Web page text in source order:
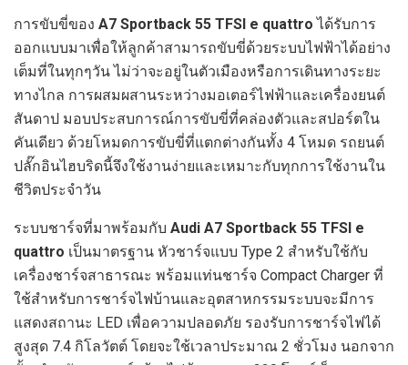
การขับขี่ของ A7 Sportback 55 TFSI e quattro ได้รับการ
ออกแบบมาเพื่อให้ลูกค้าสามารถขับขี่ด้วยระบบไฟฟ้าได้อย่าง
เต็มที่ในทุกๆวัน ไม่ว่าจะอยู่ในตัวเมืองหรือการเดินทางระยะ
ทางไกล การผสมผสานระหว่างมอเตอร์ไฟฟ้าและเครื่องยนต์
สันดาป มอบประสบการณ์การขับขี่ที่คล่องตัวและสปอร์ตใน
คันเดียว ด้วยโหมดการขับขี่ที่แตกต่างกันทั้ง 4 โหมด รถยนต์
ปลั๊กอินไฮบริดนี้จึงใช้งานง่ายและเหมาะกับทุกการใช้งานใน
ชีวิตประจำวัน
ระบบชาร์จที่มาพร้อมกับ Audi A7 Sportback 55 TFSI e
quattro เป็นมาตรฐาน หัวชาร์จแบบ Type 2 สำหรับใช้กับ
เครื่องชาร์จสาธารณะ พร้อมแท่นชาร์จ Compact Charger ที่
ใช้สำหรับการชาร์จไฟบ้านและอุตสาหกรรมระบบจะมีการ
แสดงสถานะ LED เพื่อความปลอดภัย รองรับการชาร์จไฟได้
สูงสุด 7.4 กิโลวัตต์ โดยจะใช้เวลาประมาณ 2 ชั่วโมง นอกจาก